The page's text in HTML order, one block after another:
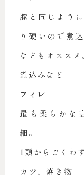
豚と同じよう
り硬いので煮
などもオススメ
煮込みなど
フィレ
最も柔らかな
細。
1頭からごくわ
カツ、焼き物